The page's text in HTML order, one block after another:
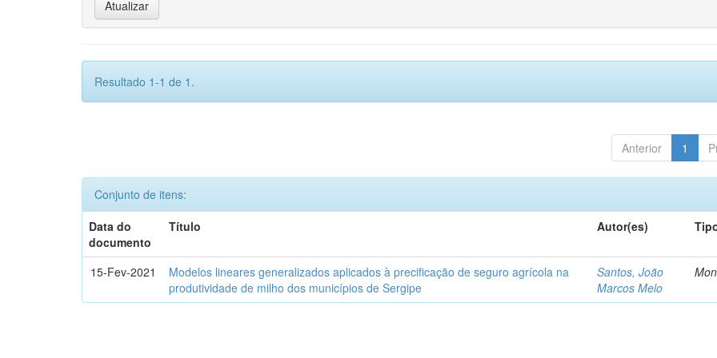
Resultado 1-1 de 1.
Anterior 1
Conjunto de itens:
Data do
documento
Título Autor(es)
15-Fev-2021
Modelos lineares generalizados aplicados à precificação de seguro agrícola na
produtividade de milho dos municípios de Sergipe
Santos, João
Marcos Melo